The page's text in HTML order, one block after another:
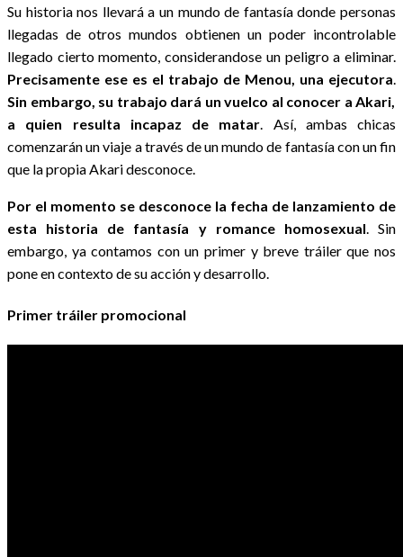
Su historia nos llevará a un mundo de fantasía donde personas
llegadas de otros mundos obtienen un poder incontrolable
llegado cierto momento, considerandose un peligro a eliminar.
Precisamente ese es el trabajo de Menou, una ejecutora.
Sin embargo, su trabajo dará un vuelco al conocer a Akari,
a quien resulta incapaz de matar. Así, ambas chicas
comenzarán un viaje a través de un mundo de fantasía con un fin
que la propia Akari desconoce.
Por el momento se desconoce la fecha de lanzamiento de
esta historia de fantasía y romance homosexual. Sin
embargo, ya contamos con un primer y breve tráiler que nos
pone en contexto de su acción y desarrollo.
Primer tráiler promocional